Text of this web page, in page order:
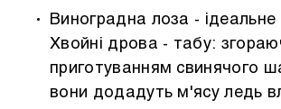
Виноградна лоза -
Хвойні дрова - табу:
приготуванням свинячого
вони додадуть м'ясу ледь